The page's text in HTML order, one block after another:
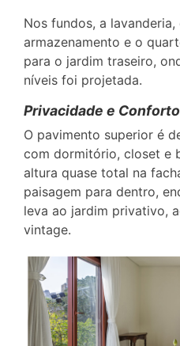
Nos fundos, a
armazenamento e o
para o jardim traseiro,
níveis foi projetada.
Privacidade e
O pavimento superior é
com dormitório, closet e
altura quase total na
paisagem para dentro,
leva ao jardim privativo,
vintage.